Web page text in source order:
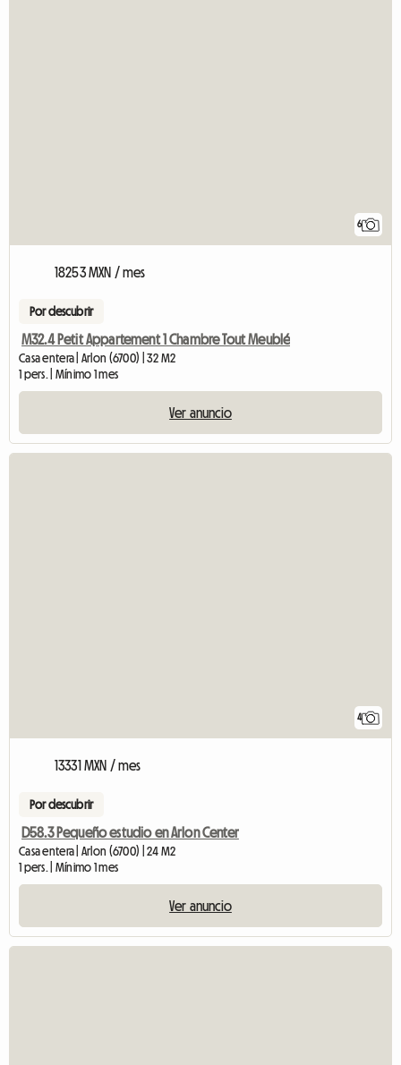
6
18253 MXN / mes
Por descubrir
M32.4 Petit Appartement 1 Chambre Tout Meublé
Casa entera | Arlon (6700) | 32 M2
1 pers. | Mínimo 1 mes
Ver anuncio
4
13331 MXN / mes
Por descubrir
D58.3 Pequeño estudio en Arlon Center
Casa entera | Arlon (6700) | 24 M2
1 pers. | Mínimo 1 mes
Ver anuncio